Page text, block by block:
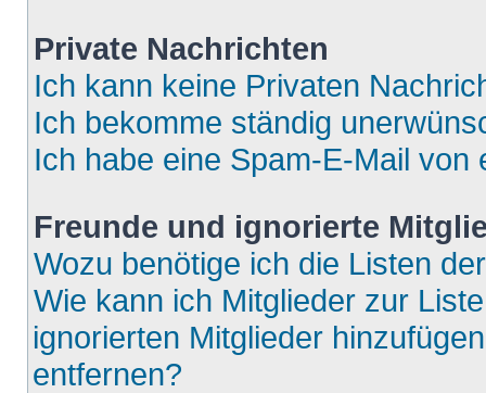
Private Nachrichten
Ich kann keine Privaten
Ich bekomme ständig
Ich habe eine Spam-E-Mail
Freunde und ignorierte
Wozu benötige ich die Listen
Wie kann ich Mitglieder zur
ignorierten Mitglieder
entfernen?